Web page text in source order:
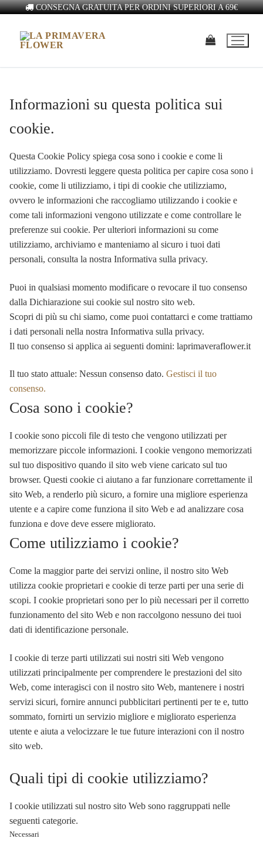
CONSEGNA GRATUITA PER ORDINI SUPERIORI A 69€
Informazioni su questa politica sui
cookie.
Questa Cookie Policy spiega cosa sono i cookie e come li
utilizziamo. Dovresti leggere questa politica per capire cosa sono i
cookie, come li utilizziamo, i tipi di cookie che utilizziamo,
ovvero le informazioni che raccogliamo utilizzando i cookie e
come tali informazioni vengono utilizzate e come controllare le
preferenze sui cookie. Per ulteriori informazioni su come
utilizziamo, archiviamo e manteniamo al sicuro i tuoi dati
personali, consulta la nostra Informativa sulla privacy.
Puoi in qualsiasi momento modificare o revocare il tuo consenso
dalla Dichiarazione sui cookie sul nostro sito web.
Scopri di più su chi siamo, come puoi contattarci e come trattiamo
i dati personali nella nostra Informativa sulla privacy.
Il tuo consenso si applica ai seguenti domini: laprimaveraflower.it
Il tuo stato attuale: Nessun consenso dato. Gestisci il tuo
consenso.
Cosa sono i cookie?
I cookie sono piccoli file di testo che vengono utilizzati per
memorizzare piccole informazioni. I cookie vengono memorizzati
sul tuo dispositivo quando il sito web viene caricato sul tuo
browser. Questi cookie ci aiutano a far funzionare correttamente il
sito Web, a renderlo più sicuro, a fornire una migliore esperienza
utente e a capire come funziona il sito Web e ad analizzare cosa
funziona e dove deve essere migliorato.
Come utilizziamo i cookie?
Come la maggior parte dei servizi online, il nostro sito Web
utilizza cookie proprietari e cookie di terze parti per una serie di
scopi. I cookie proprietari sono per lo più necessari per il corretto
funzionamento del sito Web e non raccolgono nessuno dei tuoi
dati di identificazione personale.
I cookie di terze parti utilizzati sui nostri siti Web vengono
utilizzati principalmente per comprendere le prestazioni del sito
Web, come interagisci con il nostro sito Web, mantenere i nostri
servizi sicuri, fornire annunci pubblicitari pertinenti per te e, tutto
sommato, fornirti un servizio migliore e migliorato esperienza
utente e aiuta a velocizzare le tue future interazioni con il nostro
sito web.
Quali tipi di cookie utilizziamo?
I cookie utilizzati sul nostro sito Web sono raggruppati nelle
seguenti categorie.
Necessari